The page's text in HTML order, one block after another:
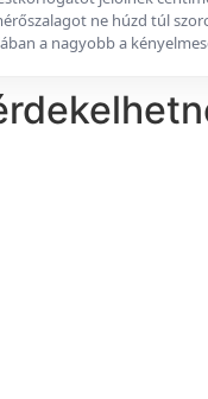
ne húzd túl
a nagyobb a